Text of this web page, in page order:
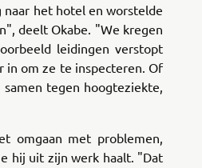
naar het hotel en worstelde
deelt Okabe. "We kregen
leidingen verstopt
in om ze te inspecteren. Of
tegen hoogteziekte,
omgaan met problemen,
hij uit zijn werk haalt. "Dat